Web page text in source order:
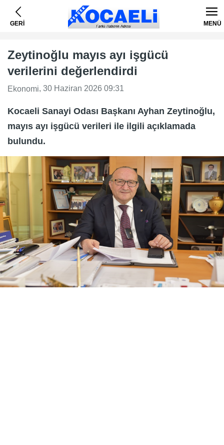
GERİ MENÜ
Zeytinoğlu mayıs ayı işgücü
verilerini değerlendirdi
Ekonomi, 30 Haziran 2026 09:31
Kocaeli Sanayi Odası Başkanı Ayhan Zeytinoğlu,
mayıs ayı işgücü verileri ile ilgili açıklamada
bulundu.